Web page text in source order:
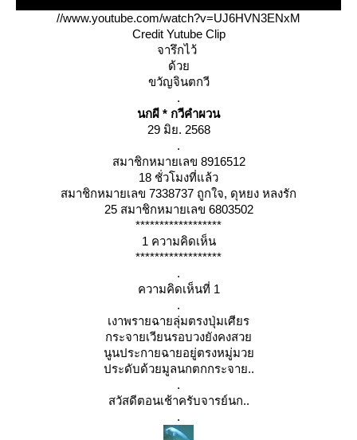
//www.youtube.com/watch?v=UJ6HVN3ENxM
Credit Yutube Clip
จารึกไว้
ด้ว
ขวัญจินตกวี
.
นกผี * กวีคำผวน
29 มิย. 2568
.
สมาชิกหมายเลข 8916512
18 ชั่วโมงที่แล้ว
สมาชิกหมายเลข 7338737 ถูกใจ, ดุหยง หลงรัก
25 สมาชิกหมายเลข 6803502
******************
1 ความคิดเห็น
******************
.
ความคิดเห็นที่ 1
.
เงาพรายฉายลุ่มตรงปุ่มเศียร
กระจายเวียนรอบวงยังคงสว
นูนประกายฉายอยู่ตรงหมู่มว
ประดับด้วยมูลนกตกกระจาย..
.
สวัสดีตอนเช้าครับจารย์นก..
.